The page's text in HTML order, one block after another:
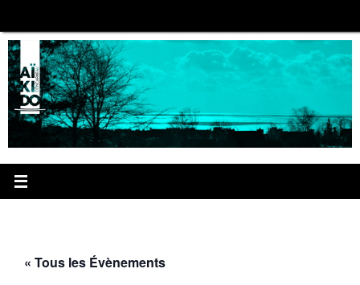
au
contenu
« Tous les Évènements